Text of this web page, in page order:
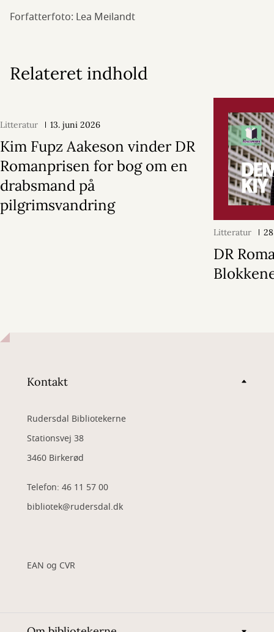
Forfatterfoto: Lea Meilandt
Relateret indhold
Litteratur 13. juni 2026
Kim Fupz Aakeson vinder DR
Romanprisen for bog om en
drabsmand på
pilgrimsvandring
Litteratur
DR
Kontakt
Rudersdal Bibliotekerne
Stationsvej 38
3460 Birkerød
Telefon: 46 11 57 00
bibliotek@rudersdal.dk
EAN og CVR